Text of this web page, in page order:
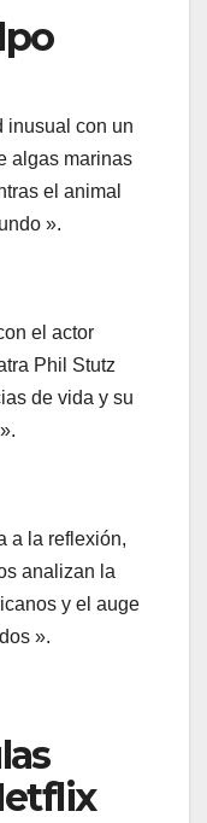
inusual con un
algas marinas
el animal
».
el actor
Phil Stutz
de vida y su
a la reflexión,
analizan la
y el auge
».